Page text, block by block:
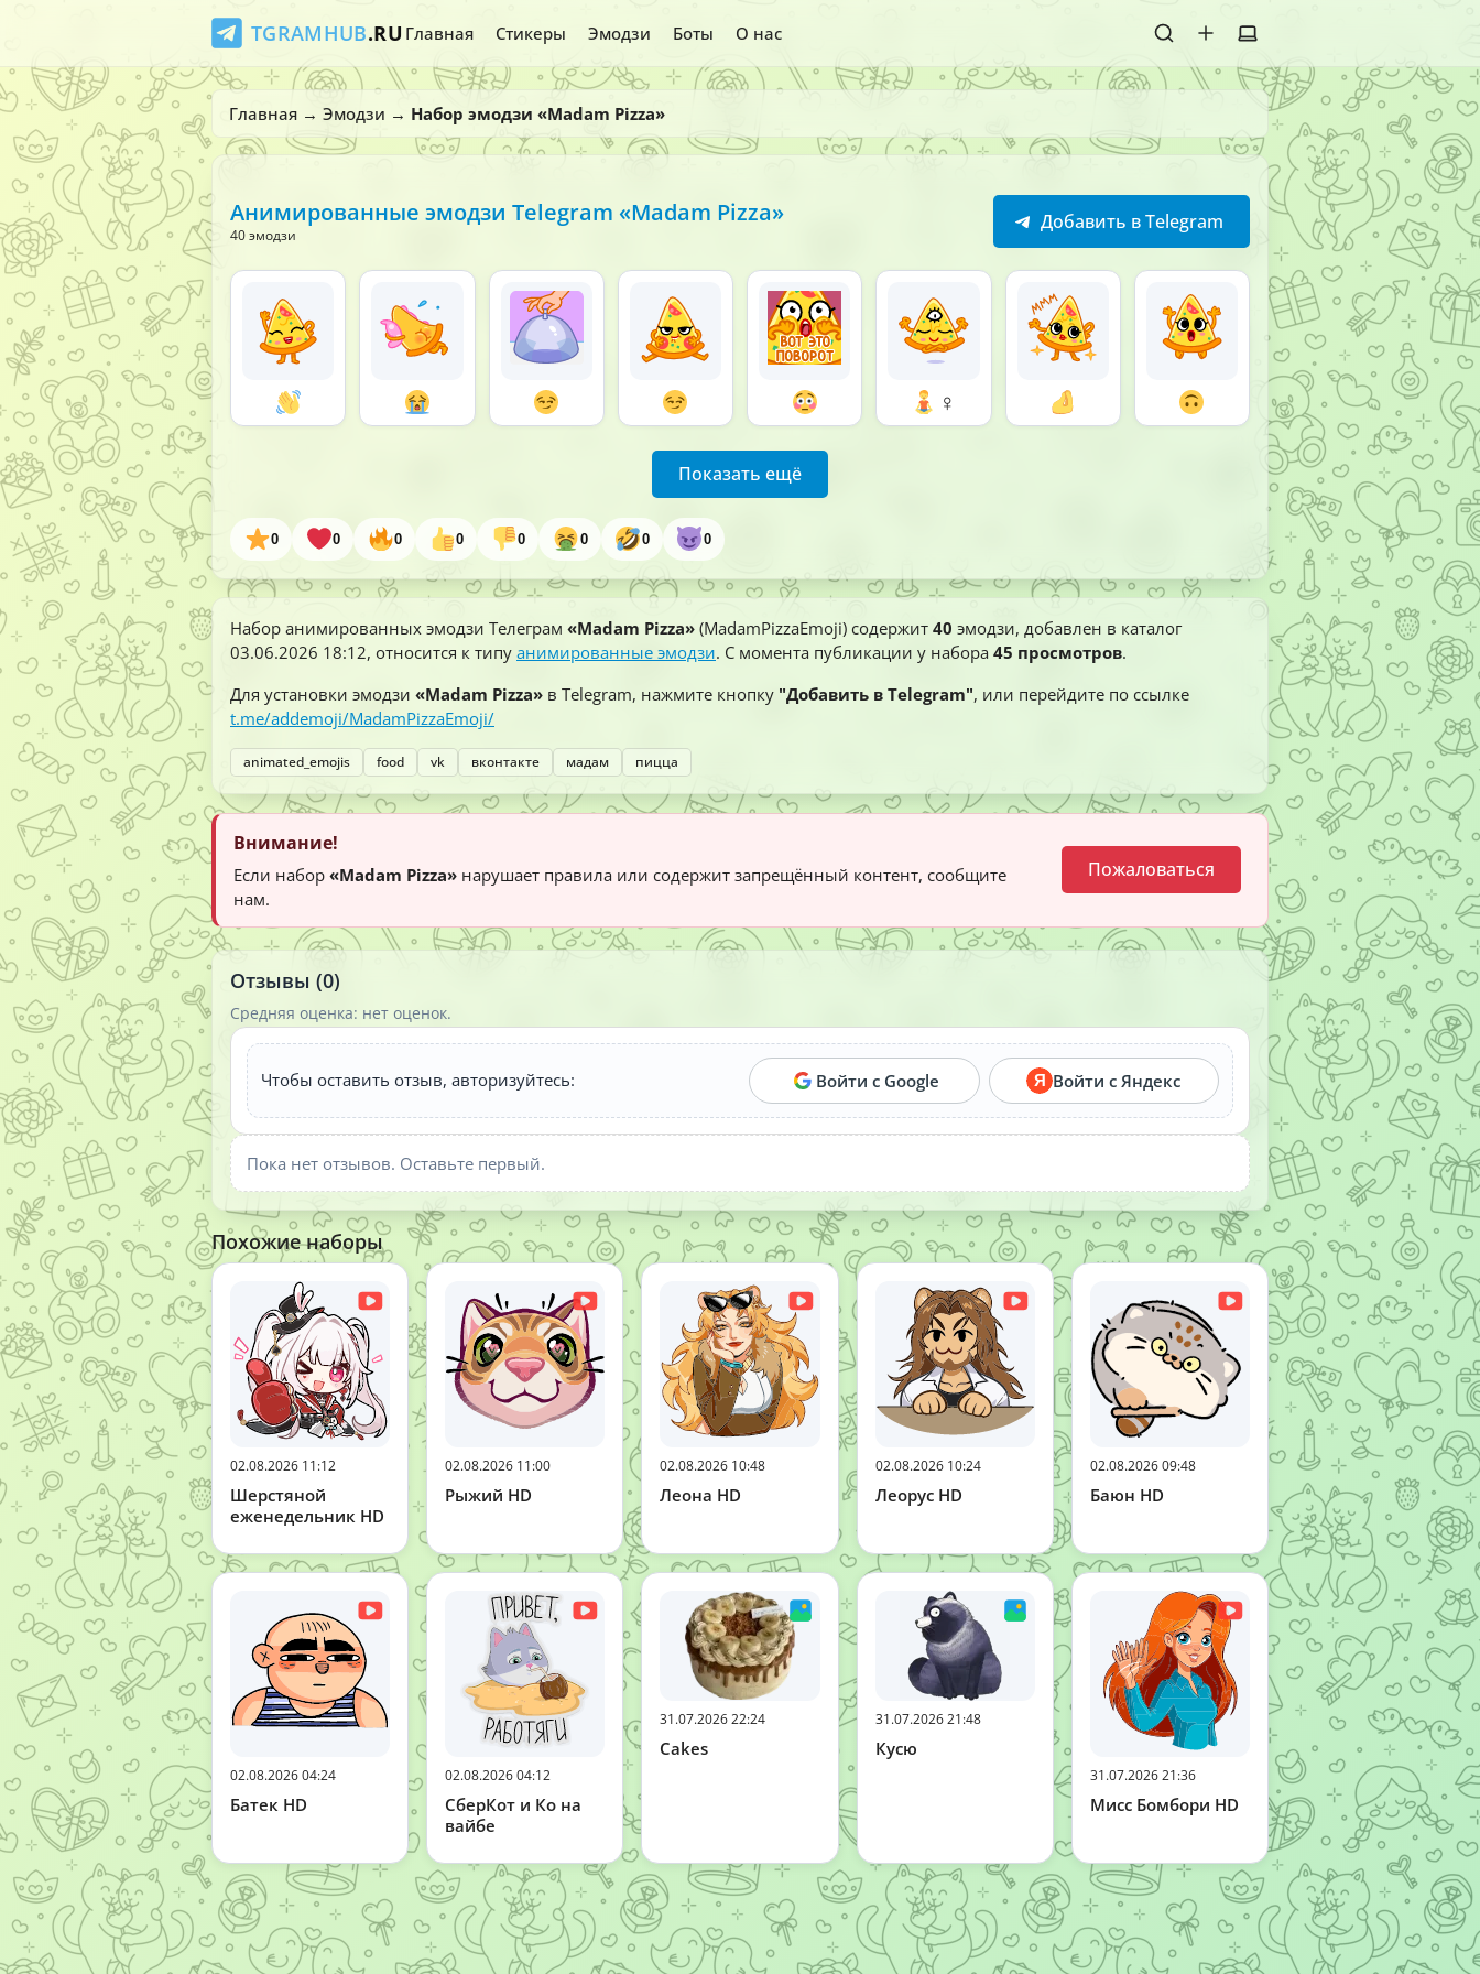
TGRAMHUB.RU Главная Стикеры Эмодзи Боты О нас
Главная → Эмодзи → Набор эмодзи «Madam Pizza»
Анимированные эмодзи Telegram «Madam Pizza»
40 эмодзи
Добавить в Telegram
‍♀
Показать ещё
0 0 0 0 0 0 0 0
Набор анимированных эмодзи Телеграм «Madam Pizza» (MadamPizzaEmoji) содержит 40 эмодзи, добавлен в каталог
03.06.2026 18:12, относится к типу анимированные эмодзи. С момента публикации у набора 45 просмотров.
Для установки эмодзи «Madam Pizza» в Telegram, нажмите кнопку "Добавить в Telegram", или перейдите по ссылке
t.me/addemoji/MadamPizzaEmoji/
animated_emojis food vk вконтакте мадам пицца
Внимание!
Если набор «Madam Pizza» нарушает правила или содержит запрещённый контент, сообщите
нам.
Пожаловаться
Отзывы (0)
Средняя оценка: нет оценок.
Чтобы оставить отзыв, авторизуйтесь: Войти с Google Я Войти с Яндекс
Пока нет отзывов. Оставьте первый.
Похожие наборы
02.08.2026 11:12
Шерстяной
еженедельник HD
02.08.2026 11:00
Рыжий HD
02.08.2026 10:48
Леона HD
02.08.2026 10:24
Леорус HD
02.08.2026 09:48
Баюн HD
02.08.2026 04:24
Батек HD
02.08.2026 04:12
СберКот и Ко на
вайбе
31.07.2026 22:24
Cakes
31.07.2026 21:48
Кусю
31.07.2026 21:36
Мисс Бомбори HD